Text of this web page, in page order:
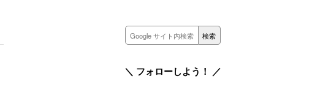
＼ フォローしよう！ ／